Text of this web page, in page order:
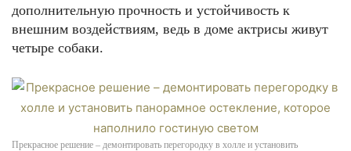
дополнительную прочность и устойчивость к
внешним воздействиям, ведь в доме актрисы живут
четыре собаки.
Прекрасное решение – демонтировать перегородку в холле и установить